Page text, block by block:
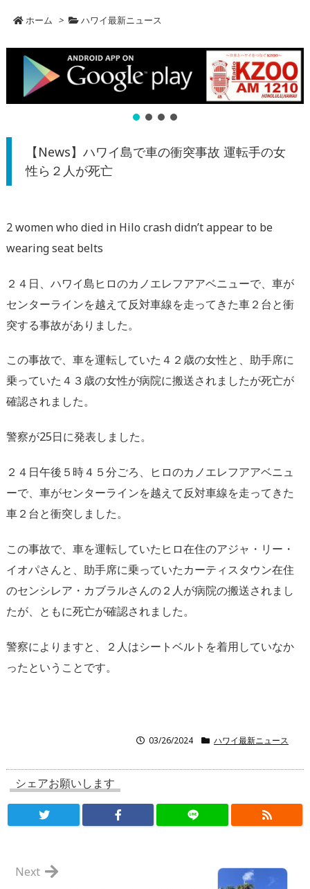
ホーム > ハワイ最新ニュース
【News】ハワイ島で車の衝突事故 運転手の女
性ら２人が死亡
2 women who died in Hilo crash didn’t appear to be
wearing seat belts
２４日、ハワイ島ヒロのカノエレフアアベニューで、車が
センターラインを越えて反対車線を走ってきた車２台と衝
突する事故がありました。
この事故で、車を運転していた４２歳の女性と、助手席に
乗っていた４３歳の女性が病院に搬送されましたが死亡が
確認されました。
警察が25日に発表しました。
２４日午後５時４５分ごろ、ヒロのカノエレフアアベニュ
ーで、車がセンターラインを越えて反対車線を走ってきた
車２台と衝突しました。
この事故で、車を運転していたヒロ在住のアジャ・リー・
イオパさんと、助手席に乗っていたカーティスタウン在住
のセンシレア・カブラルさんの２人が病院の搬送されまし
たが、ともに死亡が確認されました。
警察によりますと、２人はシートベルトを着用していなか
ったということです。
03/26/2024 ハワイ最新ニュース
シェアお願いします
Next